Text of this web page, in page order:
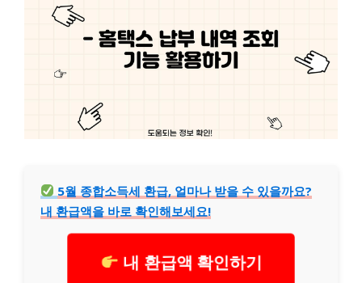
5월 종합소득세 환급, 얼마나 받을 수 있을까요?
내 환급액을 바로 확인해보세요!
내 환급액 확인하기